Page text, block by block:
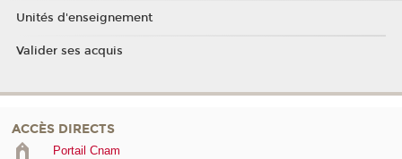
Unités d'enseignement
Valider ses acquis
ACCÈS DIRECTS
Portail Cnam